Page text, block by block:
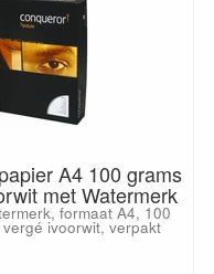
A4 100 grams
met Watermerk
formaat A4, 100
vergé ivoorwit, verpakt